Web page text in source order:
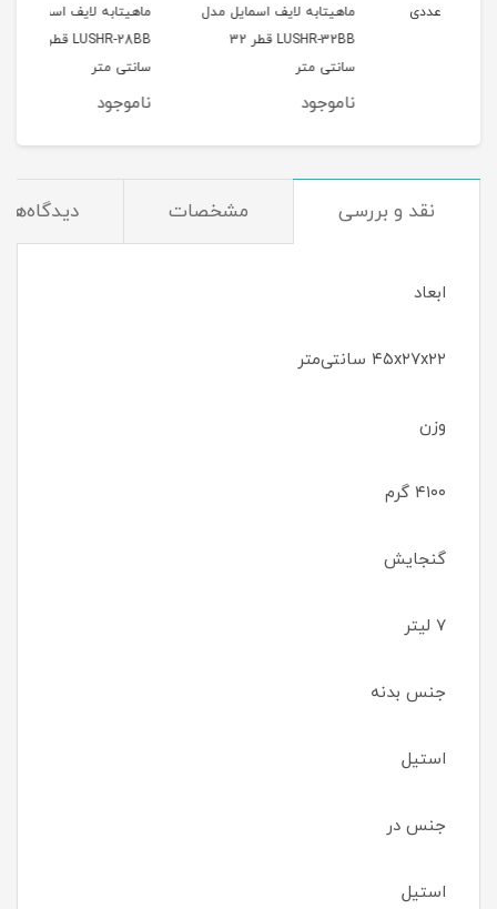
ماهیتابه لایف اسمایل مدل
LUSHR-32BB قطر 32
ماهیتابه لایف اسمایل مدل
LUSHR-28BB قطر 28
نقد و بررسی مشخصات دیدگاه‌ها
ابعاد
۴۵x۲۷x۲۲ سانتی‌متر
وزن
۴۱۰۰ گرم
گنجایش
۷ لیتر
جنس بدنه
استیل
جنس در
استیل